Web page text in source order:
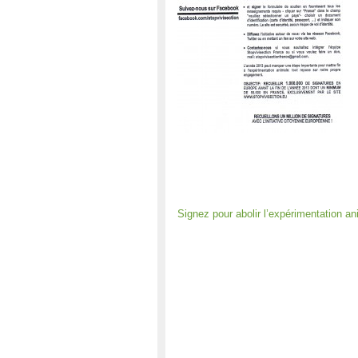
Signez pour abolir l’expérimentation